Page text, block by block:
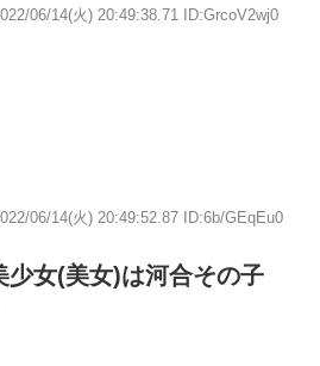
06/14(火) 20:49:38.71 ID:GrcoV2wj0
06/14(火) 20:49:52.87 ID:6b/GEqEu0
少女(美女)は河合その子